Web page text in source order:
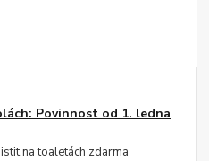
Povinnost od 1. ledna
na toaletách zdarma